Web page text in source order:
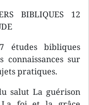
BIBLIQUES 12
études bibliques
sur
pratiques.
salut La guérison